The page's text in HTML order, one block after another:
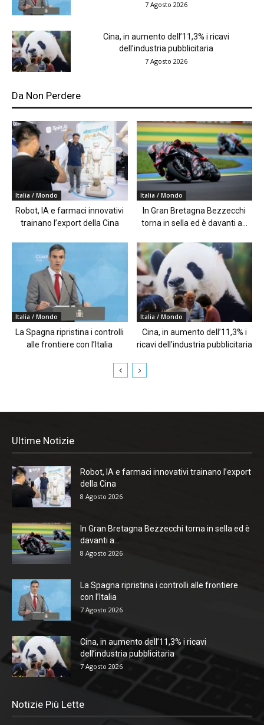
7 Agosto 2026
Cina, in aumento dell’11,3% i ricavi
dell’industria pubblicitaria
7 Agosto 2026
Da Non Perdere
Italia / Mondo
Robot, IA e farmaci innovativi
trainano l’export della Cina
Italia / Mondo
In Gran Bretagna Bezzecchi
torna in sella ed è davanti a...
Italia / Mondo
La Spagna ripristina i controlli
alle frontiere con l’Italia
Italia / Mondo
Cina, in aumento dell’11,3% i
ricavi dell’industria pubblicitaria
Ultime Notizie
Robot, IA e farmaci innovativi trainano l’export
della Cina
8 Agosto 2026
In Gran Bretagna Bezzecchi torna in sella ed è
davanti a...
8 Agosto 2026
La Spagna ripristina i controlli alle frontiere
con l’Italia
7 Agosto 2026
Cina, in aumento dell’11,3% i ricavi
dell’industria pubblicitaria
7 Agosto 2026
Notizie Più Lette